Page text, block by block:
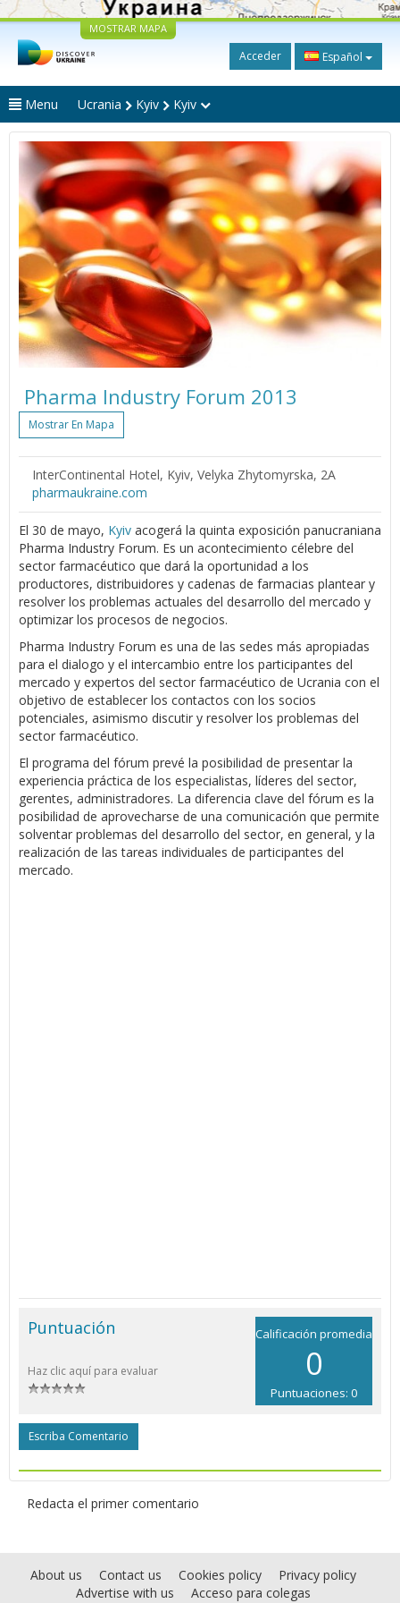
MOSTRAR MAPA
Acceder Español
Menu Ucrania Kyiv Kyiv
Pharma Industry Forum 2013
Mostrar En Mapa
InterContinental Hotel, Kyiv, Velyka Zhytomyrska, 2A
pharmaukraine.com
El 30 de mayo, Kyiv acogerá la quinta exposición panucraniana
Pharma Industry Forum. Es un acontecimiento célebre del
sector farmacéutico que dará la oportunidad a los
productores, distribuidores y cadenas de farmacias plantear y
resolver los problemas actuales del desarrollo del mercado y
optimizar los procesos de negocios.
Pharma Industry Forum es una de las sedes más apropiadas
para el dialogo y el intercambio entre los participantes del
mercado y expertos del sector farmacéutico de Ucrania con el
objetivo de establecer los contactos con los socios
potenciales, asimismo discutir y resolver los problemas del
sector farmacéutico.
El programa del fórum prevé la posibilidad de presentar la
experiencia práctica de los especialistas, líderes del sector,
gerentes, administradores. La diferencia clave del fórum es la
posibilidad de aprovecharse de una comunicación que permite
solventar problemas del desarrollo del sector, en general, y la
realización de las tareas individuales de participantes del
mercado.
Calificación promedia
0
Puntuaciones: 0
Puntuación
Haz clic aquí para evaluar
Escriba Comentario
Redacta el primer comentario
About us Contact us Cookies policy
Privacy policy
Advertise with us
Acceso para colegas